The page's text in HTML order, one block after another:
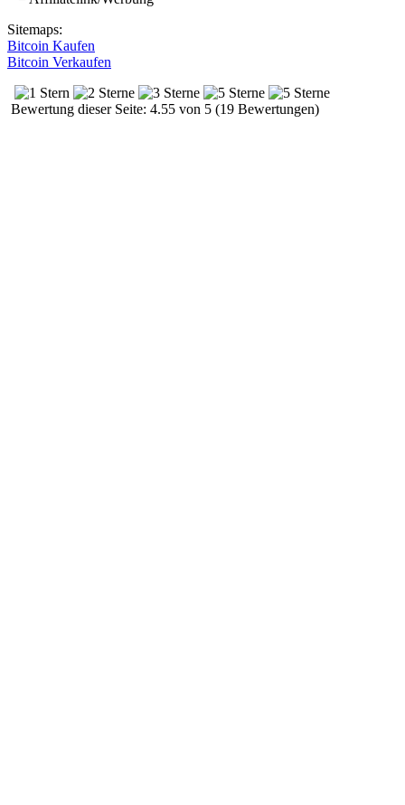
Sitemaps:
Bitcoin Kaufen
Bitcoin Verkaufen
Bewertung dieser Seite: 4.55 von 5 (19 Bewertungen)